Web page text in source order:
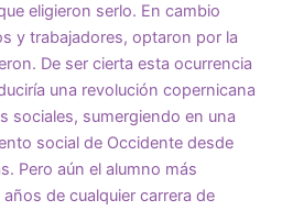
eligieron serlo. En cambio
y trabajadores, optaron por la
De ser cierta esta ocurrencia
una revolución copernicana
sociales, sumergiendo en una
social de Occidente desde
Pero aún el alumno más
de cualquier carrera de